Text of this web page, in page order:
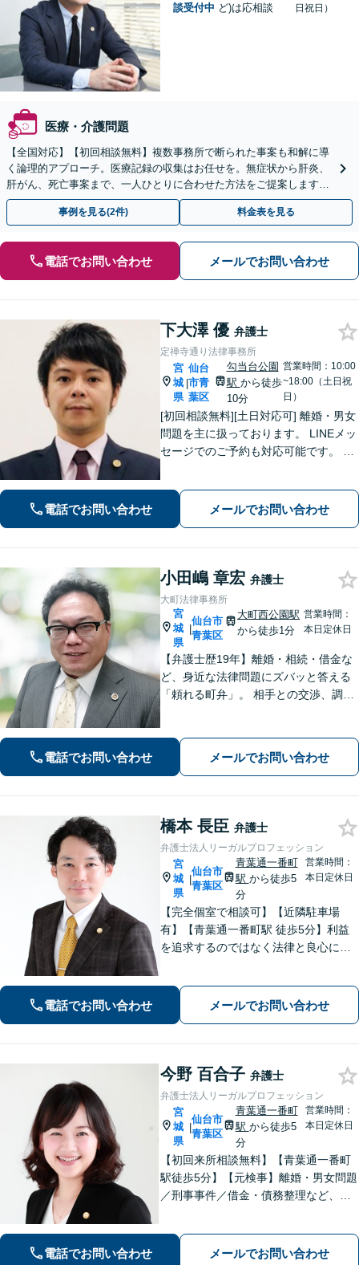
談受付中 ど)は応相談
日祝日）
医療・介護問題
【全国対応】【初回相談無料】複数事務所で断られた事案も和解に導
く論理的アプローチ。医療記録の収集はお任せを。無症状から肝炎、
肝がん、死亡事案まで、一人ひとりに合わせた方法をご提案します。
手続きの負担を減らし、権利を守ります。
事例を見る(2件) 料金表を見る
電話でお問い合わせ メールでお問い合わせ
下大澤 優 弁護士
定禅寺通り法律事務所
宮
城
県
|
仙台
市青
葉区
勾当台公園
駅 から徒歩
10分
営業時間：10:00
~18:00（土日祝
日）
[初回相談無料][土日対応可] 離婚・男女
問題を主に扱っております。 LINEメッ
セージでのご予約も対応可能です。 LI
in.ee/uFqpYWb
電話でお問い合わせ メールでお問い合わせ
小田嶋 章宏 弁護士
大町法律事務所
宮
城
県
|
仙台市
青葉区
大町西公園駅
から徒歩1分
営業時間：
本日定休日
【弁護士歴19年】離婚・相続・借金な
ど、身近な法律問題にズバッと答える
「頼れる町弁」。 相手との交渉、調
談料30分1,100円】【大町西公園駅1
分】【夜間・休日対応可能】
電話でお問い合わせ メールでお問い合わせ
橋本 長臣 弁護士
弁護士法人リーガルプロフェッション
宮
城
県
|
仙台市
青葉区
青葉通一番町
駅 から徒歩5
分
営業時間：
本日定休日
【完全個室で相談可】【近隣駐車場
有】【青葉通一番町駅 徒歩5分】利益
を追求するのではなく法律と良心に従
にお聞きしご要望に沿った解決をする
ように心がけています。お気軽にご相
電話でお問い合わせ メールでお問い合わせ
今野 百合子 弁護士
弁護士法人リーガルプロフェッション
宮
城
県
|
仙台市
青葉区
青葉通一番町
駅 から徒歩5
分
営業時間：
本日定休日
【初回来所相談無料】【青葉通一番町
駅徒歩5分】【元検事】離婚・男女問題
／刑事事件／借金・債務整理など、あ
い、最善の解決策へと導くことを最も
電話でお問い合わせ メールでお問い合わせ